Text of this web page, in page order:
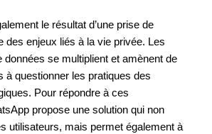
le résultat d’une prise de
des enjeux liés à la vie privée. Les
données se multiplient et amènent de
à questionner les pratiques des
Pour répondre à ces
propose une solution qui non
utilisateurs, mais permet également à